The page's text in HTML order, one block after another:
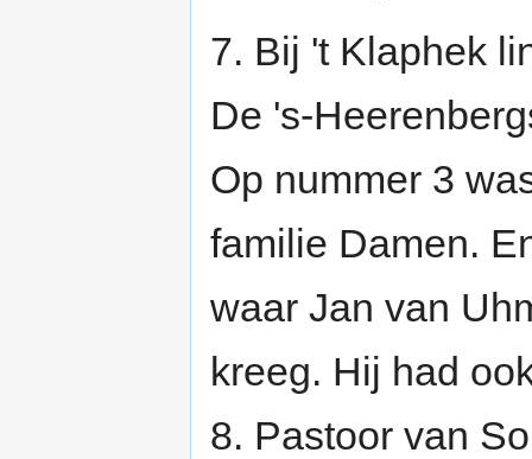
7. Bij 't Klaphek
De 's-
Op nummer 3
familie Damen.
waar Jan van
kreeg. Hij had
8. Pastoor van